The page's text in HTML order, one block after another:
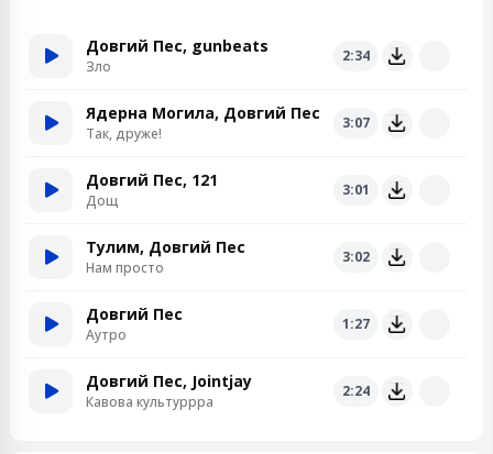
Довгий Пес, gunbeats
Зло
2:34
Ядерна Могила, Довгий Пес
Так, друже!
3:07
Довгий Пес, 121
Дощ
3:01
Тулим, Довгий Пес
Нам просто
3:02
Довгий Пес
Аутро
1:27
Довгий Пес, Jointjay
Кавова культуррра
2:24